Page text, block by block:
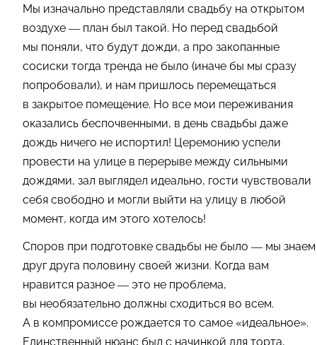
Мы изначально представляли свадьбу на открытом
воздухе — план был такой. Но перед свадьбой
мы поняли, что будут дожди, а про закопанные
сосиски тогда тренда не было (иначе бы мы сразу
попробовали), и нам пришлось перемещаться
в закрытое помещение. Но все мои переживания
оказались беспочвенными, в день свадьбы даже
дождь ничего не испортил! Церемонию успели
провести на улице в перерыве между сильными
дождями, зал выглядел идеально, гости чувствовали
себя свободно и могли выйти на улицу в любой
момент, когда им этого хотелось!
Споров при подготовке свадьбы не было — мы знаем
друг друга половину своей жизни. Когда вам
нравится разное — это не проблема,
вы необязательно должны сходиться во всем.
А в компромиссе рождается то самое «идеальное».
Единственный нюанс был с начинкой для торта,